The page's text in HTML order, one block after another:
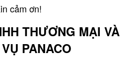
cảm ơn!
THƯƠNG MẠI VÀ
PANACO